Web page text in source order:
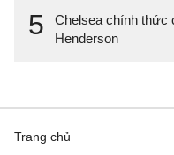
5
Chelsea chính thức
Henderson
Trang chủ